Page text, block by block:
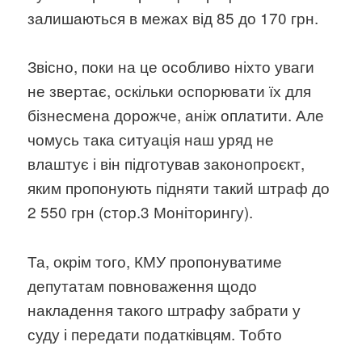
залишаються в межах від 85 до 170 грн.
Звісно, поки на це особливо ніхто уваги
не звертає, оскільки оспорювати їх для
бізнесмена дорожче, аніж оплатити. Але
чомусь така ситуація наш уряд не
влаштує і він підготував законопроєкт,
яким пропонують підняти такий штраф до
2 550 грн (стор.3 Моніторингу).
Та, окрім того, КМУ пропонуватиме
депутатам повноваження щодо
накладення такого штрафу забрати у
суду і передати податківцям. Тобто